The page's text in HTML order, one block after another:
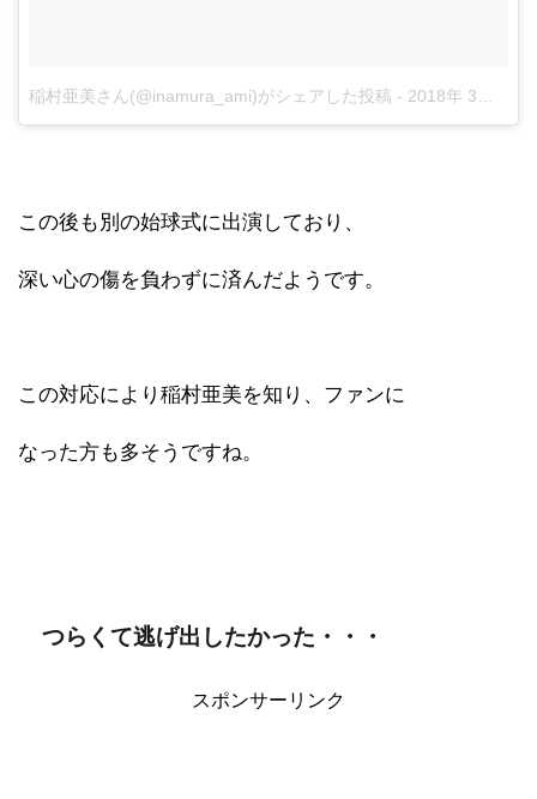
稲村亜美さん(@inamura_ami)がシェアした投稿 - 2018年 3月月10日午前1時19分PST
この後も別の始球式に出演しており、
深い心の傷を負わずに済んだようです。
この対応により稲村亜美を知り、ファンに
なった方も多そうですね。
つらくて逃げ出したかった・・・
スポンサーリンク